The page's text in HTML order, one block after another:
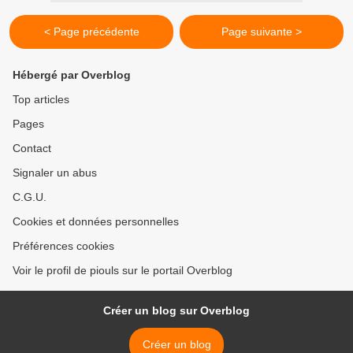
< Page précédente Page suivante >
Hébergé par Overblog
Top articles
Pages
Contact
Signaler un abus
C.G.U.
Cookies et données personnelles
Préférences cookies
Voir le profil de piouls sur le portail Overblog
Créer un blog sur Overblog
Créer un blog